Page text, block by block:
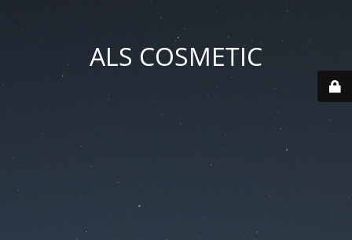
ALS COSMETIC